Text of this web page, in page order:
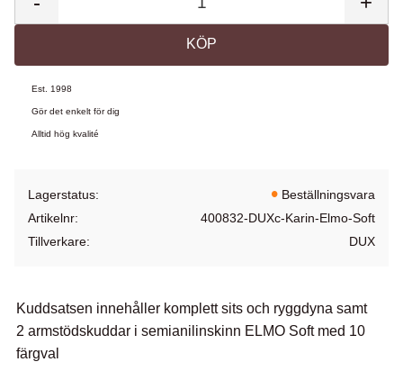
KÖP
Est. 1998
Gör det enkelt för dig
Alltid hög kvalité
Lagerstatus
Beställningsvara
Artikelnr
400832-DUXc-Karin-Elmo-Soft
Tillverkare
DUX
Kuddsatsen innehåller komplett sits och ryggdyna samt
2 armstödskuddar i semianilinskinn ELMO Soft med 10
färgval